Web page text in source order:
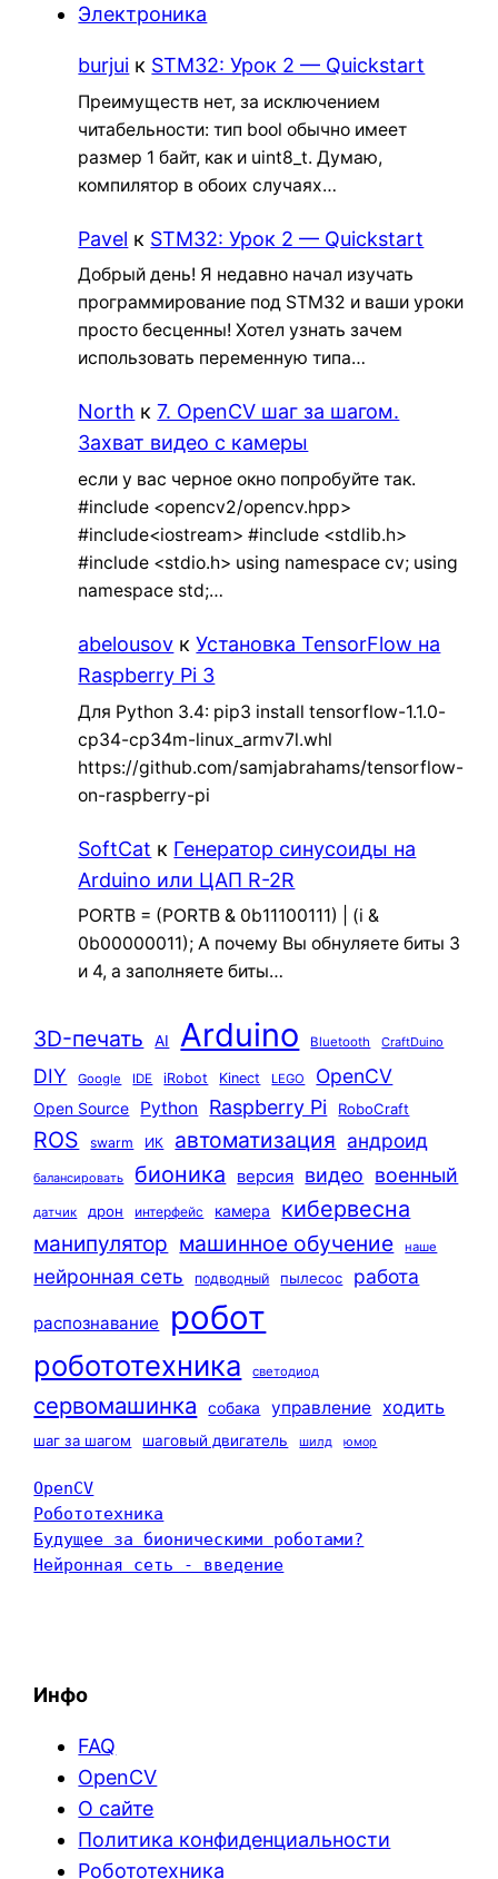
Электроника
burjui к STM32: Урок 2 — Quickstart
Преимуществ нет, за исключением
читабельности: тип bool обычно имеет
размер 1 байт, как и uint8_t. Думаю,
компилятор в обоих случаях…
Pavel к STM32: Урок 2 — Quickstart
Добрый день! Я недавно начал изучать
программирование под STM32 и ваши уроки
просто бесценны! Хотел узнать зачем
использовать переменную типа…
North к7. OpenCV шаг за шагом.
Захват видео с камеры
если у вас черное окно попробуйте так.
#include <opencv2/opencv.hpp>
#include<iostream> #include <stdlib.h>
#include <stdio.h> using namespace cv; using
namespace std;…
abelousov кУстановка TensorFlow на
Raspberry Pi 3
Для Python 3.4: pip3 install tensorflow-1.1.0-
cp34-cp34m-linux_armv7l.whl
https://github.com/samjabrahams/tensorflow-
on-raspberry-pi
SoftCat к Генератор синусоиды на
Arduino или ЦАП R-2R
PORTB = (PORTB & 0b11100111) | (i &
0b00000011); А почему Вы обнуляете биты 3
и 4, а заполняете биты…
3D-печать AI Arduino Bluetooth CraftDuino
DIY Google IDE iRobot Kinect LEGO OpenCV
Open Source Python Raspberry Pi RoboCraft
ROS swarm ИК автоматизация андроид
балансировать бионика версия видео военный
датчик дрон интерфейс камера кибервесна
манипулятор машинное обучение наше
нейронная сеть подводный пылесос работа
распознавание робот
робототехника светодиод
сервомашинка собака управление ходить
шаг за шагом шаговый двигатель шилд юмор
OpenCV
Робототехника
Будущее за бионическими роботами?
Нейронная сеть - введение
Инфо
FAQ
OpenCV
О сайте
Политика конфиденциальности
Робототехника